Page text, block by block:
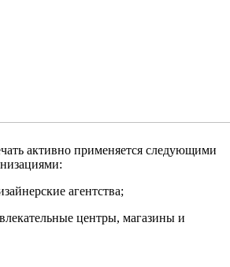
активно применяется следующими
агентства;
центры, магазины и